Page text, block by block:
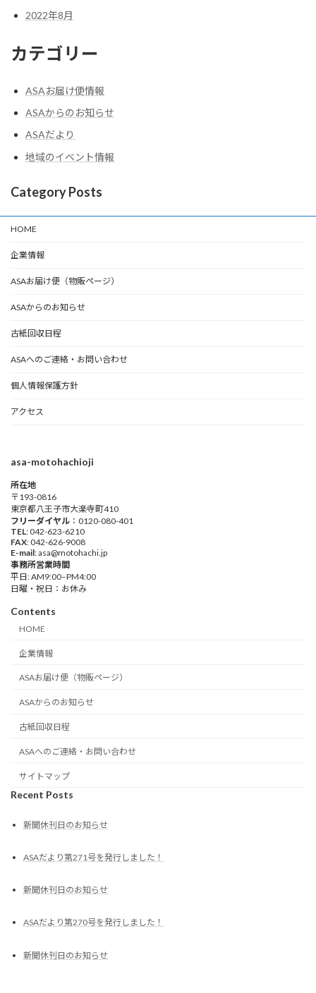
2022年8月
カテゴリー
ASAお届け便情報
ASAからのお知らせ
ASAだより
地域のイベント情報
Category Posts
HOME
企業情報
ASAお届け便（物販ページ）
ASAからのお知らせ
古紙回収日程
ASAへのご連絡・お問い合わせ
個人情報保護方針
アクセス
asa-motohachioji
所在地
〒193-0816
東京都八王子市大楽寺町410
フリーダイヤル ：0120-080-401
TEL: 042-623-6210
FAX: 042-626-9008
E-mail: asa@motohachi.jp
事務所営業時間
平日: AM9:00–PM4:00
日曜・祝日：お休み
Contents
HOME
企業情報
ASAお届け便（物販ページ）
ASAからのお知らせ
古紙回収日程
ASAへのご連絡・お問い合わせ
サイトマップ
Recent Posts
新聞休刊日のお知らせ
ASAだより第271号を発行しました！
新聞休刊日のお知らせ
ASAだより第270号を発行しました！
新聞休刊日のお知らせ